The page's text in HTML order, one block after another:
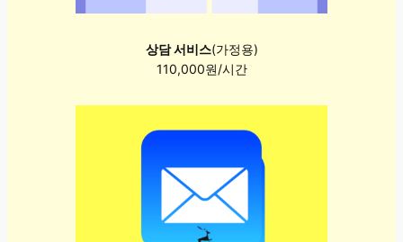
상담 서비스(가정용)
110,000원/시간